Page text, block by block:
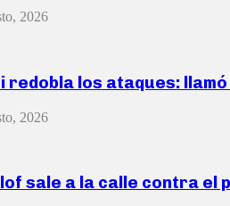
2026
redobla los ataques:
2026
sale a la calle contra el